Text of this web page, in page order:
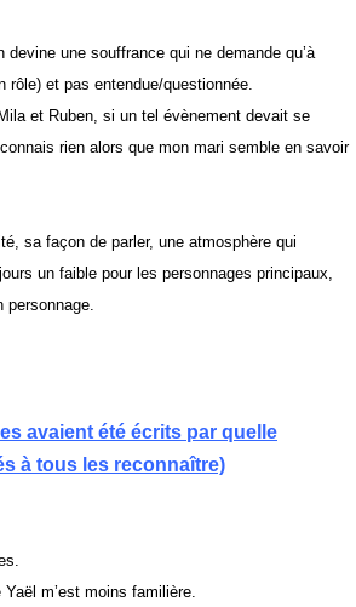
une souffrance qui ne demande qu’à
et pas entendue/questionnée.
et Ruben, si un tel évènement devait se
rien alors que mon mari semble en savoir
sa façon de parler, une atmosphère qui
un faible pour les personnages principaux,
personnage.
avaient été écrits par quelle
à tous les reconnaître)
m’est moins familière.